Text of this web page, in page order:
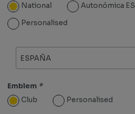
National
Autonómica ES
Personalised
ESPAÑA
Emblem *
Club
Personalised